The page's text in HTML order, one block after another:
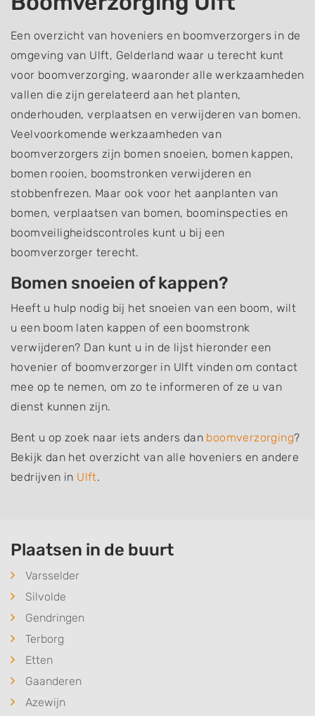
Een overzicht van hoveniers en boomverzorgers in de
omgeving van Ulft, Gelderland waar u terecht kunt
voor boomverzorging, waaronder alle werkzaamheden
vallen die zijn gerelateerd aan het planten,
onderhouden, verplaatsen en verwijderen van bomen.
Veelvoorkomende werkzaamheden van
boomverzorgers zijn bomen snoeien, bomen kappen,
bomen rooien, boomstronken verwijderen en
stobbenfrezen. Maar ook voor het aanplanten van
bomen, verplaatsen van bomen, boominspecties en
boomveiligheidscontroles kunt u bij een
boomverzorger terecht.
Bomen snoeien of kappen?
Heeft u hulp nodig bij het snoeien van een boom, wilt
u een boom laten kappen of een boomstronk
verwijderen? Dan kunt u in de lijst hieronder een
hovenier of boomverzorger in Ulft vinden om contact
mee op te nemen, om zo te informeren of ze u van
dienst kunnen zijn.
Bent u op zoek naar iets anders dan boomverzorging?
Bekijk dan het overzicht van alle hoveniers en andere
bedrijven in Ulft.
Plaatsen in de buurt
Varsselder
Silvolde
Gendringen
Terborg
Etten
Gaanderen
Azewijn